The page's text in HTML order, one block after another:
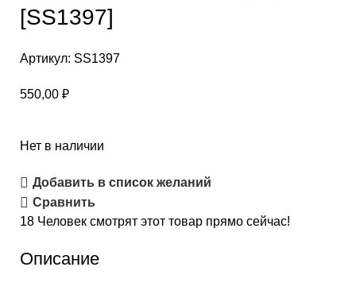
[SS1397]
Артикул: SS1397
550,00 ₽
Нет в наличии
Добавить в список желаний
Сравнить
18 Человек смотрят этот товар прямо сейчас!
Описание